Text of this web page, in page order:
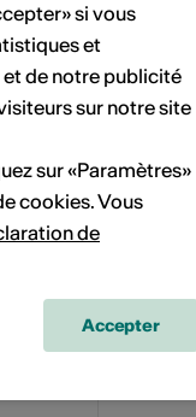
Di
14
si vous
et
de notre publicité
sur notre site
sur «Paramètres»
cookies. Vous
de
Accepter